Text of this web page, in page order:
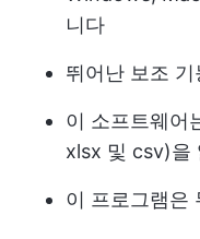
니다
뛰어난 보조 기
이 소프트웨어
xlsx 및 csv)을
이 프로그램은